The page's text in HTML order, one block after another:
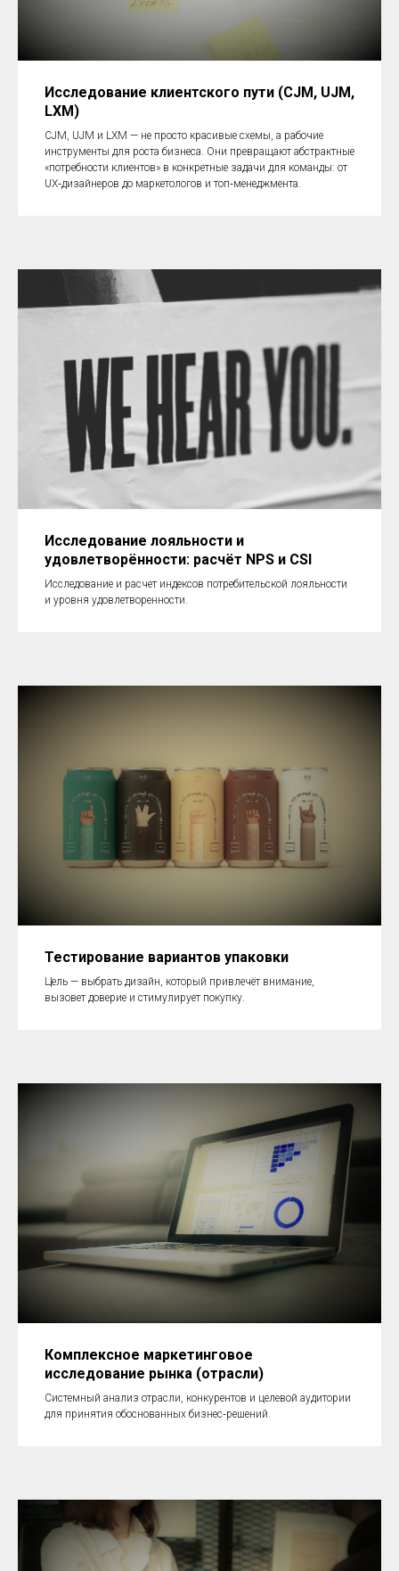
Исследование клиентского пути (CJM, UJM,
LXM)
CJM, UJM и LXM — не просто красивые схемы, а рабочие
инструменты для роста бизнеса. Они превращают абстрактные
«потребности клиентов» в конкретные задачи для команды: от
UX‑дизайнеров до маркетологов и топ‑менеджмента.
Исследование лояльности и
удовлетворённости: расчёт NPS и CSI
Исследование и расчет индексов потребительской лояльности
и уровня удовлетворенности.
Тестирование вариантов упаковки
Цель — выбрать дизайн, который привлечёт внимание,
вызовет доверие и стимулирует покупку.
Комплексное маркетинговое
исследование рынка (отрасли)
Системный анализ отрасли, конкурентов и целевой аудитории
для принятия обоснованных бизнес‑решений.